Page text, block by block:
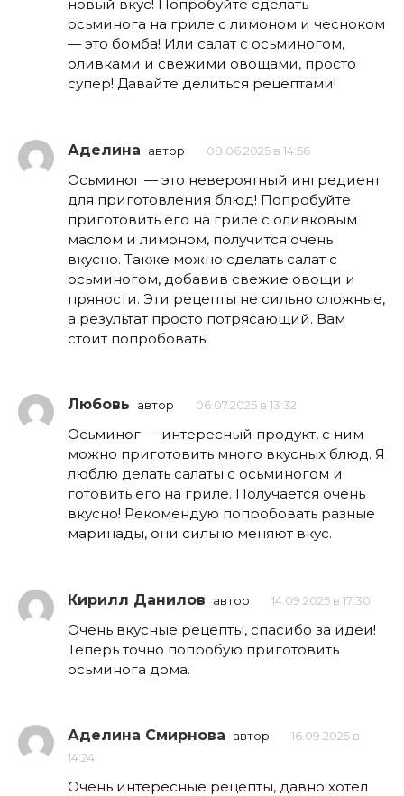
новый вкус! Попробуйте сделать
осьминога на гриле с лимоном и чесноком
— это бомба! Или салат с осьминогом,
оливками и свежими овощами, просто
супер! Давайте делиться рецептами!
Аделина автор 08.06.2025 в 14:56
Осьминог — это невероятный ингредиент
для приготовления блюд! Попробуйте
приготовить его на гриле с оливковым
маслом и лимоном, получится очень
вкусно. Также можно сделать салат с
осьминогом, добавив свежие овощи и
пряности. Эти рецепты не сильно сложные,
а результат просто потрясающий. Вам
стоит попробовать!
Любовь автор 06.07.2025 в 13:32
Осьминог — интересный продукт, с ним
можно приготовить много вкусных блюд. Я
люблю делать салаты с осьминогом и
готовить его на гриле. Получается очень
вкусно! Рекомендую попробовать разные
маринады, они сильно меняют вкус.
Кирилл Данилов автор 14.09.2025 в 17:30
Очень вкусные рецепты, спасибо за идеи!
Теперь точно попробую приготовить
осьминога дома.
Аделина Смирнова автор
16.09.2025 в
14:24
Очень интересные рецепты, давно хотел